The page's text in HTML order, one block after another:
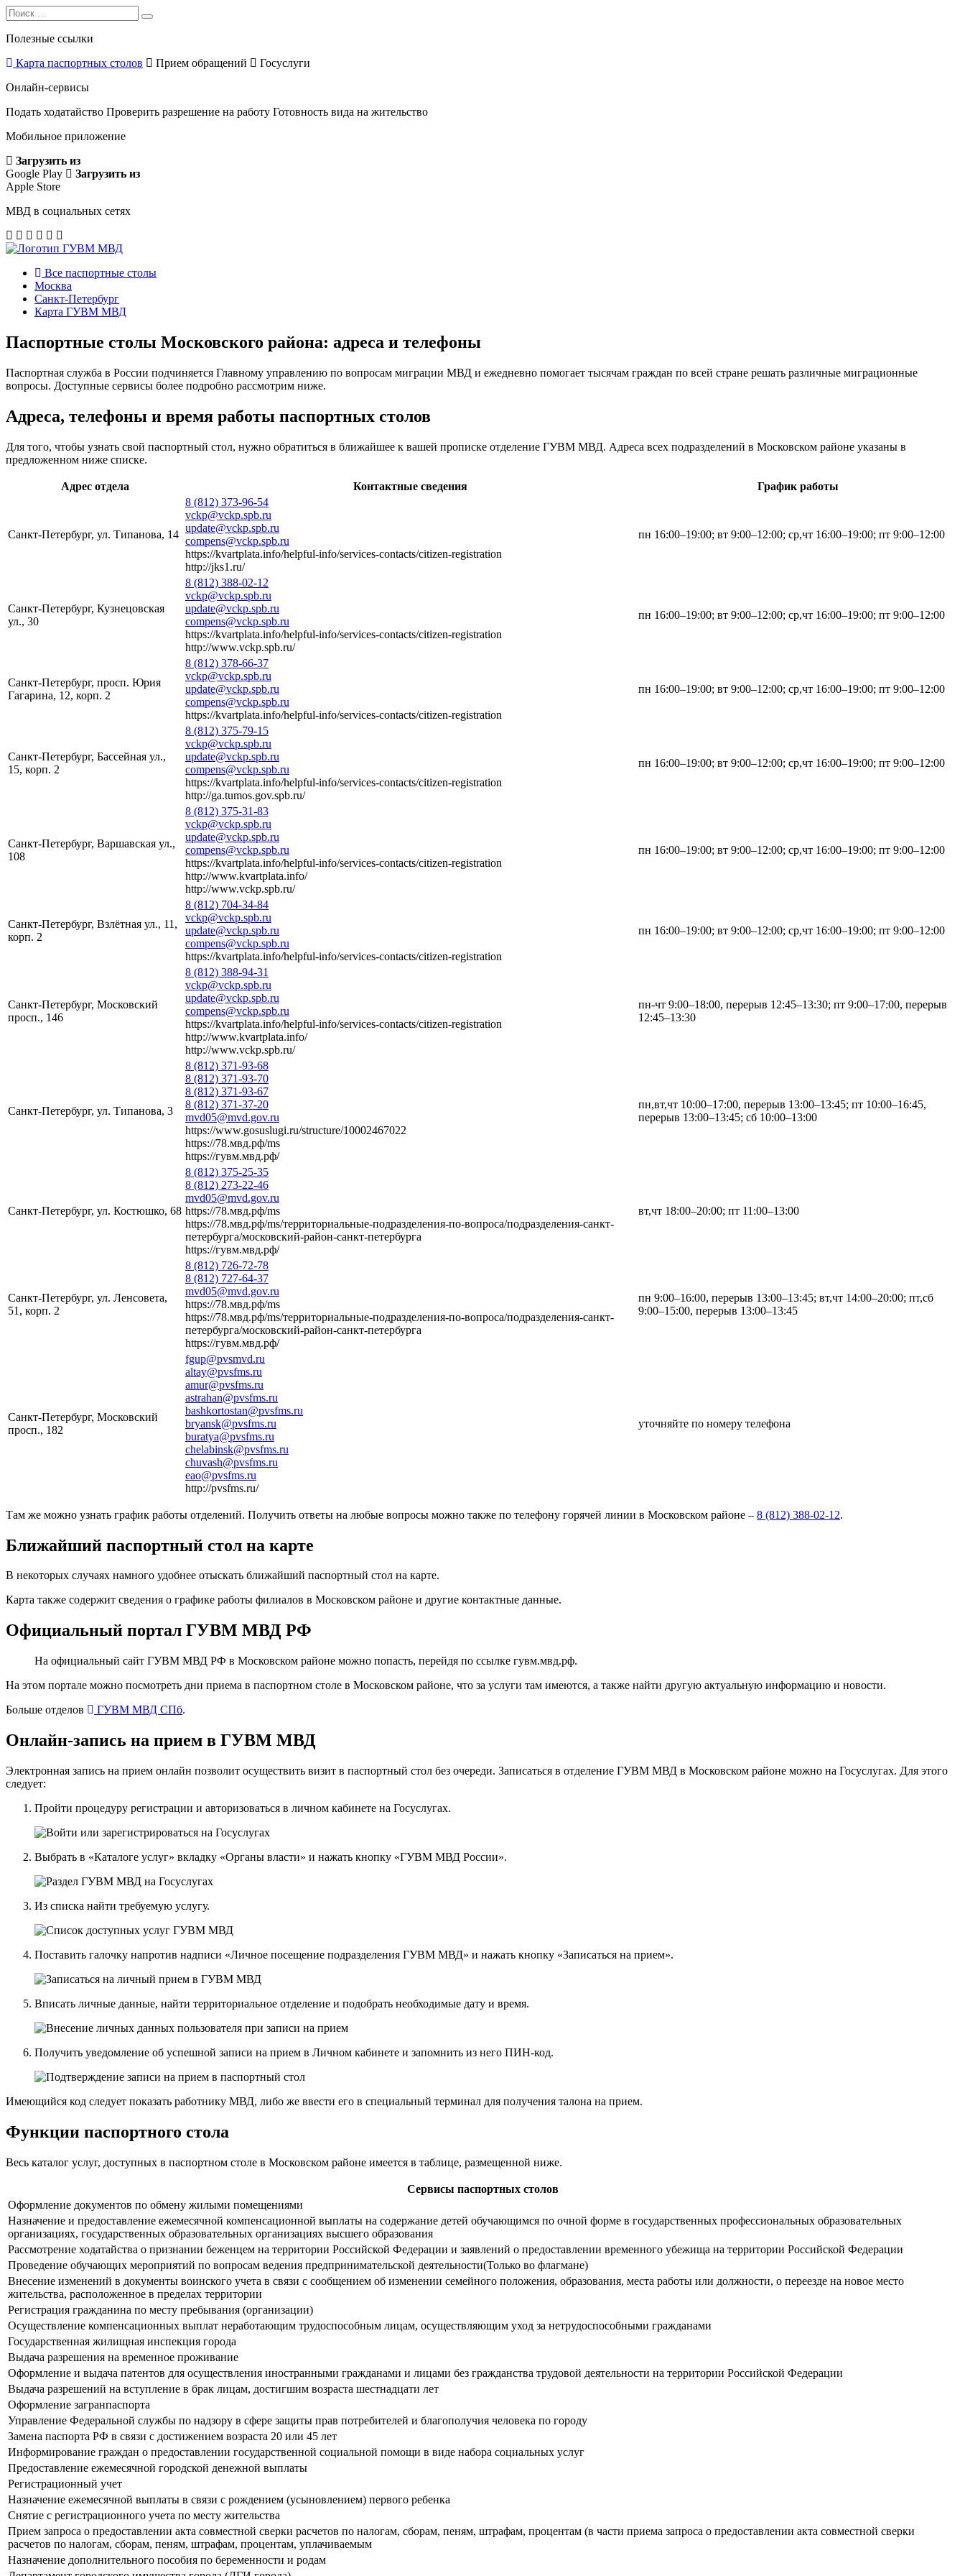
Search
for:
Search
Полезные ссылки
Карта паспортных столов
Прием обращений
Госуслуги
Онлайн-сервисы
Подать ходатайство Проверить разрешение на работу Готовность вида на жительство
Мобильное приложение
Загрузить из
Google Play
Загрузить из
Apple Store
МВД в социальных сетях
Все паспортные столы
Москва
Санкт-Петербург
Карта ГУВМ МВД
Паспортные столы Московского района: адреса и телефоны
Паспортная служба в России подчиняется Главному управлению по вопросам миграции МВД и ежедневно помогает тысячам граждан по всей стране решать различные миграционные
вопросы. Доступные сервисы более подробно рассмотрим ниже.
Адреса, телефоны и время работы паспортных столов
Для того, чтобы узнать свой паспортный стол, нужно обратиться в ближайшее к вашей прописке отделение ГУВМ МВД. Адреса всех подразделений в Московском районе указаны в
предложенном ниже списке.
Адрес отдела Контактные сведения График работы
Санкт-Петербург, ул. Типанова, 14
8 (812) 373-96-54
vckp@vckp.spb.ru
update@vckp.spb.ru
compens@vckp.spb.ru
https://kvartplata.info/helpful-info/services-contacts/citizen-registration
http://jks1.ru/
пн 16:00–19:00; вт 9:00–12:00; ср,чт 16:00–19:00; пт 9:00–12:00
Санкт-Петербург, Кузнецовская
ул., 30
8 (812) 388-02-12
vckp@vckp.spb.ru
update@vckp.spb.ru
compens@vckp.spb.ru
https://kvartplata.info/helpful-info/services-contacts/citizen-registration
http://www.vckp.spb.ru/
пн 16:00–19:00; вт 9:00–12:00; ср,чт 16:00–19:00; пт 9:00–12:00
Санкт-Петербург, просп. Юрия
Гагарина, 12, корп. 2
8 (812) 378-66-37
vckp@vckp.spb.ru
update@vckp.spb.ru
compens@vckp.spb.ru
https://kvartplata.info/helpful-info/services-contacts/citizen-registration
пн 16:00–19:00; вт 9:00–12:00; ср,чт 16:00–19:00; пт 9:00–12:00
Санкт-Петербург, Бассейная ул.,
15, корп. 2
8 (812) 375-79-15
vckp@vckp.spb.ru
update@vckp.spb.ru
compens@vckp.spb.ru
https://kvartplata.info/helpful-info/services-contacts/citizen-registration
http://ga.tumos.gov.spb.ru/
пн 16:00–19:00; вт 9:00–12:00; ср,чт 16:00–19:00; пт 9:00–12:00
Санкт-Петербург, Варшавская ул.,
108
8 (812) 375-31-83
vckp@vckp.spb.ru
update@vckp.spb.ru
compens@vckp.spb.ru
https://kvartplata.info/helpful-info/services-contacts/citizen-registration
http://www.kvartplata.info/
http://www.vckp.spb.ru/
пн 16:00–19:00; вт 9:00–12:00; ср,чт 16:00–19:00; пт 9:00–12:00
Санкт-Петербург, Взлётная ул., 11,
корп. 2
8 (812) 704-34-84
vckp@vckp.spb.ru
update@vckp.spb.ru
compens@vckp.spb.ru
https://kvartplata.info/helpful-info/services-contacts/citizen-registration
пн 16:00–19:00; вт 9:00–12:00; ср,чт 16:00–19:00; пт 9:00–12:00
Санкт-Петербург, Московский
просп., 146
8 (812) 388-94-31
vckp@vckp.spb.ru
update@vckp.spb.ru
compens@vckp.spb.ru
https://kvartplata.info/helpful-info/services-contacts/citizen-registration
http://www.kvartplata.info/
http://www.vckp.spb.ru/
пн-чт 9:00–18:00, перерыв 12:45–13:30; пт 9:00–17:00, перерыв
12:45–13:30
Санкт-Петербург, ул. Типанова, 3
8 (812) 371-93-68
8 (812) 371-93-70
8 (812) 371-93-67
8 (812) 371-37-20
mvd05@mvd.gov.ru
https://www.gosuslugi.ru/structure/10002467022
https://78.мвд.рф/ms
https://гувм.мвд.рф/
пн,вт,чт 10:00–17:00, перерыв 13:00–13:45; пт 10:00–16:45,
перерыв 13:00–13:45; сб 10:00–13:00
Санкт-Петербург, ул. Костюшко, 68
8 (812) 375-25-35
8 (812) 273-22-46
mvd05@mvd.gov.ru
https://78.мвд.рф/ms
https://78.мвд.рф/ms/территориальные-подразделения-по-вопроса/подразделения-санкт-
петербурга/московский-район-санкт-петербурга
https://гувм.мвд.рф/
вт,чт 18:00–20:00; пт 11:00–13:00
Санкт-Петербург, ул. Ленсовета,
51, корп. 2
8 (812) 726-72-78
8 (812) 727-64-37
mvd05@mvd.gov.ru
https://78.мвд.рф/ms
https://78.мвд.рф/ms/территориальные-подразделения-по-вопроса/подразделения-санкт-
петербурга/московский-район-санкт-петербурга
https://гувм.мвд.рф/
пн 9:00–16:00, перерыв 13:00–13:45; вт,чт 14:00–20:00; пт,сб
9:00–15:00, перерыв 13:00–13:45
Санкт-Петербург, Московский
просп., 182
fgup@pvsmvd.ru
altay@pvsfms.ru
amur@pvsfms.ru
astrahan@pvsfms.ru
bashkortostan@pvsfms.ru
bryansk@pvsfms.ru
buratya@pvsfms.ru
chelabinsk@pvsfms.ru
chuvash@pvsfms.ru
eao@pvsfms.ru
http://pvsfms.ru/
уточняйте по номеру телефона
Там же можно узнать график работы отделений. Получить ответы на любые вопросы можно также по телефону горячей линии в Московском районе – 8 (812) 388-02-12.
Ближайший паспортный стол на карте
В некоторых случаях намного удобнее отыскать ближайший паспортный стол на карте.
Карта также содержит сведения о графике работы филиалов в Московском районе и другие контактные данные.
Официальный портал ГУВМ МВД РФ
На официальный сайт ГУВМ МВД РФ в Московском районе можно попасть, перейдя по ссылке гувм.мвд.рф.
На этом портале можно посмотреть дни приема в паспортном столе в Московском районе, что за услуги там имеются, а также найти другую актуальную информацию и новости.
Больше отделов
ГУВМ МВД СПб.
Онлайн-запись на прием в ГУВМ МВД
Электронная запись на прием онлайн позволит осуществить визит в паспортный стол без очереди. Записаться в отделение ГУВМ МВД в Московском районе можно на Госуслугах. Для этого
следует:
Пройти процедуру регистрации и авторизоваться в личном кабинете на Госуслугах.
Выбрать в «Каталоге услуг» вкладку «Органы власти» и нажать кнопку «ГУВМ МВД России».
Из списка найти требуемую услугу.
Поставить галочку напротив надписи «Личное посещение подразделения ГУВМ МВД» и нажать кнопку «Записаться на прием».
Вписать личные данные, найти территориальное отделение и подобрать необходимые дату и время.
Получить уведомление об успешной записи на прием в Личном кабинете и запомнить из него ПИН-код.
Имеющийся код следует показать работнику МВД, либо же ввести его в специальный терминал для получения талона на прием.
Функции паспортного стола
Весь каталог услуг, доступных в паспортном столе в Московском районе имеется в таблице, размещенной ниже.
Сервисы паспортных столов
Оформление документов по обмену жилыми помещениями
Назначение и предоставление ежемесячной компенсационной выплаты на содержание детей обучающимся по очной форме в государственных профессиональных образовательных
организациях, государственных образовательных организациях высшего образования
Рассмотрение ходатайства о признании беженцем на территории Российской Федерации и заявлений о предоставлении временного убежища на территории Российской Федерации
Проведение обучающих мероприятий по вопросам ведения предпринимательской деятельности(Только во флагмане)
Внесение изменений в документы воинского учета в связи с сообщением об изменении семейного положения, образования, места работы или должности, о переезде на новое место
жительства, расположенное в пределах территории
Регистрация гражданина по месту пребывания (организации)
Осуществление компенсационных выплат неработающим трудоспособным лицам, осуществляющим уход за нетрудоспособными гражданами
Государственная жилищная инспекция города
Выдача разрешения на временное проживание
Оформление и выдача патентов для осуществления иностранными гражданами и лицами без гражданства трудовой деятельности на территории Российской Федерации
Выдача разрешений на вступление в брак лицам, достигшим возраста шестнадцати лет
Оформление загранпаспорта
Управление Федеральной службы по надзору в сфере защиты прав потребителей и благополучия человека по городу
Замена паспорта РФ в связи с достижением возраста 20 или 45 лет
Информирование граждан о предоставлении государственной социальной помощи в виде набора социальных услуг
Предоставление ежемесячной городской денежной выплаты
Регистрационный учет
Назначение ежемесячной выплаты в связи с рождением (усыновлением) первого ребенка
Снятие с регистрационного учета по месту жительства
Прием запроса о предоставлении акта совместной сверки расчетов по налогам, сборам, пеням, штрафам, процентам (в части приема запроса о предоставлении акта совместной сверки
расчетов по налогам, сборам, пеням, штрафам, процентам, уплачиваемым
Назначение дополнительного пособия по беременности и родам